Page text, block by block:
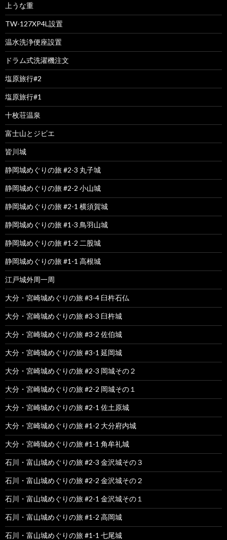
上うな重
TW-127XP4L設置
温水洗浄便座設置
ドラム式洗濯機注文
塩原旅行#2
塩原旅行#1
十枚荘温泉
富士山とジビエ
皆川城
静岡城めぐりの旅 #2-3 丸子城
静岡城めぐりの旅 #2-2 小山城
静岡城めぐりの旅 #2-1 横須賀城
静岡城めぐりの旅 #1-3 鳥羽山城
静岡城めぐりの旅 #1-2 二股城
静岡城めぐりの旅 #1-1 高根城
江戸城外周一周
大分・宮崎城めぐりの旅 #3-4 臼杵石仏
大分・宮崎城めぐりの旅 #3-3 臼杵城
大分・宮崎城めぐりの旅 #3-2 佐伯城
大分・宮崎城めぐりの旅 #3-1 延岡城
大分・宮崎城めぐりの旅 #2-3 岡城その２
大分・宮崎城めぐりの旅 #2-2 岡城その１
大分・宮崎城めぐりの旅 #2-1 佐土原城
大分・宮崎城めぐりの旅 #1-2 大分府内城
大分・宮崎城めぐりの旅 #1-1 角牟礼城
石川・富山城めぐりの旅 #2-3 金沢城その３
石川・富山城めぐりの旅 #2-2 金沢城その２
石川・富山城めぐりの旅 #2-1 金沢城その１
石川・富山城めぐりの旅 #1-2 高岡城
石川・富山城めぐりの旅 #1-1 七尾城